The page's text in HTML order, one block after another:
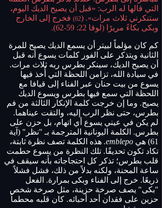
التي قالها له الرب: «قبل أن يصيح الديك اليوم،
ستنكرني ثلاث مرات». (62)
فخرج إلى الخارج
وبكى بكاءً مريرًا (لوقا 22: 59-62).
كم كان مؤلماً لبيتر أن يسمع الديك يصيح للمرة
الثانية ويتذكر على الفور كلمات يسوع أنه قبل
أن يصيح الديك، سينكر بطرس ربه ثلاث مرات.
في سيادة الله، تزامن اللحظة التي أُخذ فيها
يسوع من بيت حنان عبر الفناء إلى قيافا مع
اللحظة التي سمع فيها بطرس ويسوع الديك
يصيح. وما إن خرجت كلمة الإنكار الثالثة من فم
بطرس، حتى نظر الرب إليه، والتقت عيناهما.
لم يكن في عيني يسوع أي اتهام، بل حزن على
بطرس. الكلمة اليونانية المترجمة بـ "نظر" (آية
61) هي
emblepo. هذه الكلمة تصف نظرة ثابتة،
تكاد تكون تحديقًا. تلك النظرة من يسوع حطمت
قلب بطرس؛ تذكر كل احتجاجاته بأنه سيقف في
ساعة المحنة، ولكنه بدلاً من ذلك، فشل فشلاً
ذريعًا. خرج إلى الفناء وبكى بمرارة. الفعل
"بكى" يصف صرخة حزينة، مثل صرخة شخص
حزين على فقدان أحد أحبائه. كان قلبه محطماً